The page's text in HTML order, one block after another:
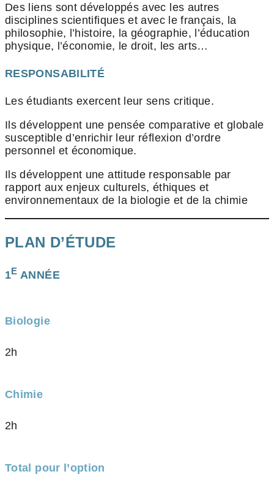
Des liens sont développés avec les autres
disciplines scientifiques et avec le français, la
philosophie, l’histoire, la géographie, l’éducation
physique, l’économie, le droit, les arts…
RESPONSABILITÉ
Les étudiants exercent leur sens critique.
Ils développent une pensée comparative et globale
susceptible d’enrichir leur réflexion d’ordre
personnel et économique.
Ils développent une attitude responsable par
rapport aux enjeux culturels, éthiques et
environnementaux de la biologie et de la chimie
PLAN D’ÉTUDE
1E ANNÉE
Biologie
2h
Chimie
2h
Total pour l’option